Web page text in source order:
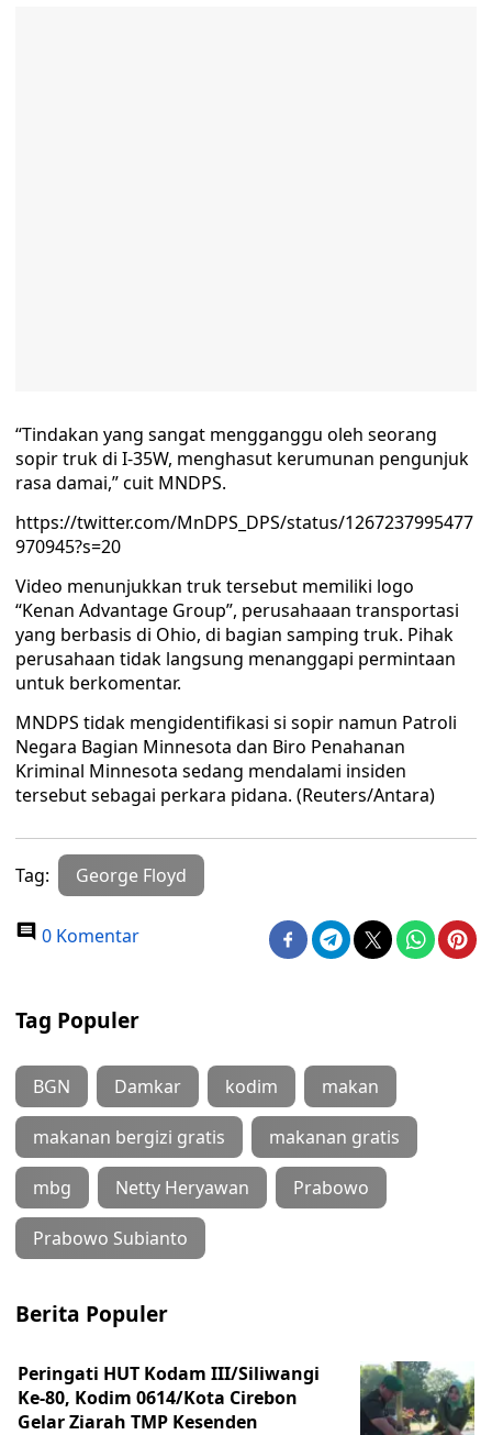
“Tindakan yang sangat mengganggu oleh seorang
sopir truk di I-35W, menghasut kerumunan pengunjuk
rasa damai,” cuit MNDPS.
https://twitter.com/MnDPS_DPS/status/1267237995477
970945?s=20
Video menunjukkan truk tersebut memiliki logo
“Kenan Advantage Group”, perusahaaan transportasi
yang berbasis di Ohio, di bagian samping truk. Pihak
perusahaan tidak langsung menanggapi permintaan
untuk berkomentar.
MNDPS tidak mengidentifikasi si sopir namun Patroli
Negara Bagian Minnesota dan Biro Penahanan
Kriminal Minnesota sedang mendalami insiden
tersebut sebagai perkara pidana. (Reuters/Antara)
Tag: George Floyd
0 Komentar
Tag Populer
BGN Damkar kodim makan
makanan bergizi gratis makanan gratis
mbg Netty Heryawan Prabowo
Prabowo Subianto
Berita Populer
Peringati HUT Kodam III/Siliwangi
Ke-80, Kodim 0614/Kota Cirebon
Gelar Ziarah TMP Kesenden